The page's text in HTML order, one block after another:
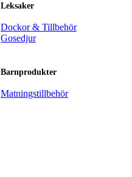
Leksaker
Dockor & Tillbehör
Gosedjur
Barnprodukter
Matningstillbehör